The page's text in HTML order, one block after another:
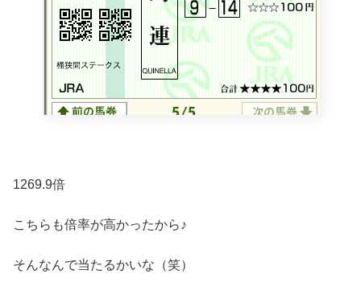
1269.9倍
こちらも倍率が高かったから♪
そんなんで当たるかいな（笑）